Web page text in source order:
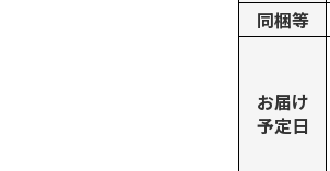
同梱等
お届け
予定日